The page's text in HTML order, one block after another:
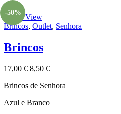
-50%
Quick View
Brincos, Outlet, Senhora
Brincos
17,00€ 8,50 €
Brincos de Senhora
Azul e Branco